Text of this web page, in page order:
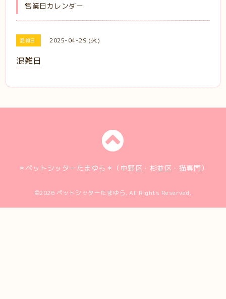
営業日カレンダー
混雑日 2025-04-29 (火)
混雑日
＊ペットシッターたまゆら＊（中野区・杉並区・猫専門）
©2026 ペットシッターたまゆら. All Rights Reserved.